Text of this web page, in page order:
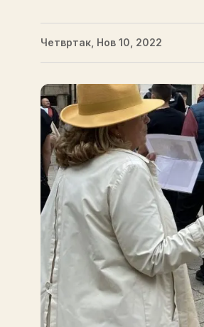
Четвртак, Нов 10, 2022